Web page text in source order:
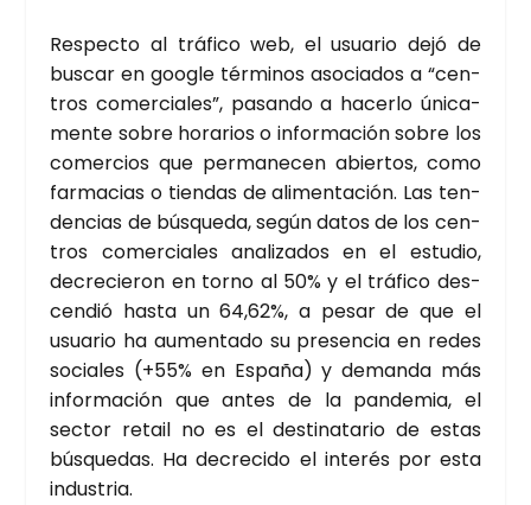
Res­pec­to al trá­fi­co web, el usua­rio dejó de
bus­car en goo­gle tér­mi­nos aso­cia­dos a “cen­
tros comer­cia­les”, pasan­do a hacer­lo úni­ca­
men­te sobre hora­rios o infor­ma­ción sobre los
comer­cios que per­ma­ne­cen abier­tos, como
far­ma­cias o tien­das de ali­men­ta­ción. Las ten­
den­cias de bús­que­da, según datos de los cen­
tros comer­cia­les ana­li­za­dos en el estu­dio,
decre­cie­ron en torno al 50% y el trá­fi­co des­
cen­dió has­ta un 64,62%, a pesar de que el
usua­rio ha aumen­ta­do su pre­sen­cia en redes
socia­les (+55% en Espa­ña) y deman­da más
infor­ma­ción que antes de la pan­de­mia, el
sec­tor retail no es el des­ti­na­ta­rio de estas
bús­que­das. Ha decre­ci­do el inte­rés por esta
indus­tria.